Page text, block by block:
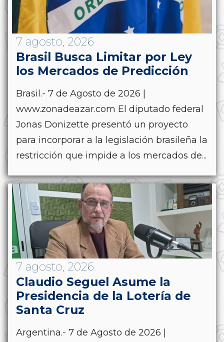
7 agosto, 2026
Brasil Busca Limitar por Ley
los Mercados de Predicción
Brasil.- 7 de Agosto de 2026 |
www.zonadeazar.com El diputado federal
Jonas Donizette presentó un proyecto
para incorporar a la legislación brasileña la
restricción que impide a los mercados de...
7 agosto, 2026
Claudio Seguel Asume la
Presidencia de la Lotería de
Santa Cruz
Argentina.- 7 de Agosto de 2026 |